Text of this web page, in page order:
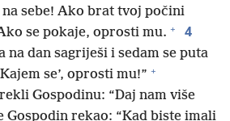
na sebe! Ako brat tvoj počini
se pokaje, oprosti mu. + 4
na dan sagriješi i sedam se puta
se’, oprosti mu!” +
Gospodinu: “Daj nam više
Gospodin rekao: “Kad biste imali